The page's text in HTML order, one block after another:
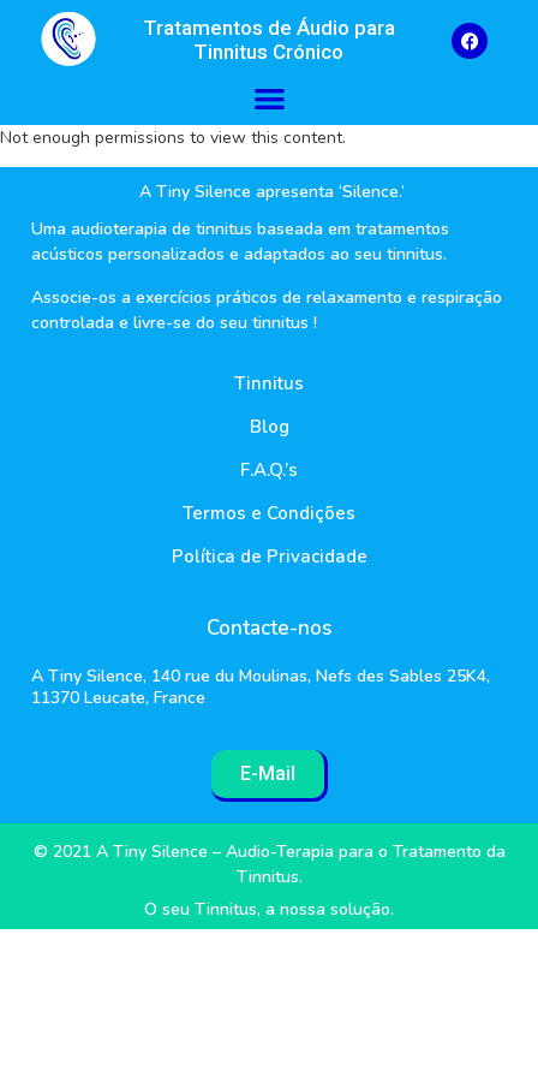
Tratamentos de Áudio para
Tinnitus Crónico
Not enough permissions to view this content.
A Tiny Silence apresenta ‘Silence.’
Uma audioterapia de tinnitus baseada em tratamentos
acústicos personalizados e adaptados ao seu tinnitus.
Associe-os a exercícios práticos de relaxamento e respiração
controlada e livre-se do seu tinnitus !
Tinnitus
Blog
F.A.Q.’s
Termos e Condições
Política de Privacidade
Contacte-nos
A Tiny Silence, 140 rue du Moulinas, Nefs des Sables 25K4,
11370 Leucate, France
E-Mail
© 2021 A Tiny Silence – Audio-Terapia para o Tratamento da
Tinnitus.
O seu Tinnitus, a nossa solução.